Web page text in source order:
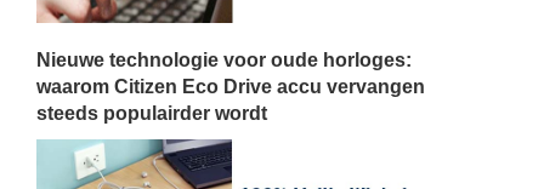
Nieuwe technologie voor oude horloges:
waarom Citizen Eco Drive accu vervangen
steeds populairder wordt